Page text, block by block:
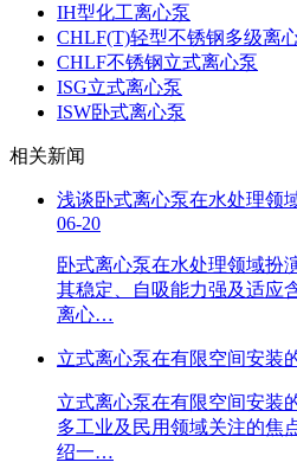
IH型化工离心泵
CHLF(T)轻型不锈钢多级离
CHLF不锈钢立式离心泵
ISG立式离心泵
ISW卧式离心泵
相关新闻
浅谈卧式离心泵在水处理领
06-20
卧式离心泵在水处理领域扮
其稳定、自吸能力强及适应
离心…
立式离心泵在有限空间安装
立式离心泵在有限空间安装
多工业及民用领域关注的焦
绍一…